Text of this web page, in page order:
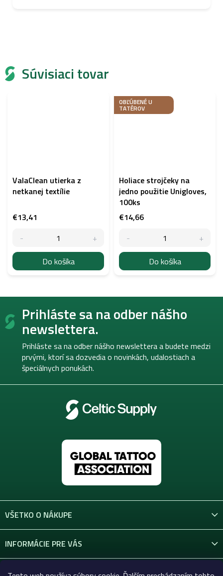
Súvisiaci tovar
ValaClean utierka z
netkanej textílie
€13,41
Do košíka
OBĽÚBENÉ U
TATÉROV
Holiace strojčeky na
jedno použitie Unigloves,
100ks
€14,66
Do košíka
Z
Prihláste sa na odber nášho
newslettera.
Prihláste sa na odber nášho newslettera a budete medzi
prvými, ktorí sa dozvedia o novinkách, udalostiach a
špeciálnych ponukách.
VŠETKO O NÁKUPE
INFORMÁCIE PRE VÁS
KONTAKT